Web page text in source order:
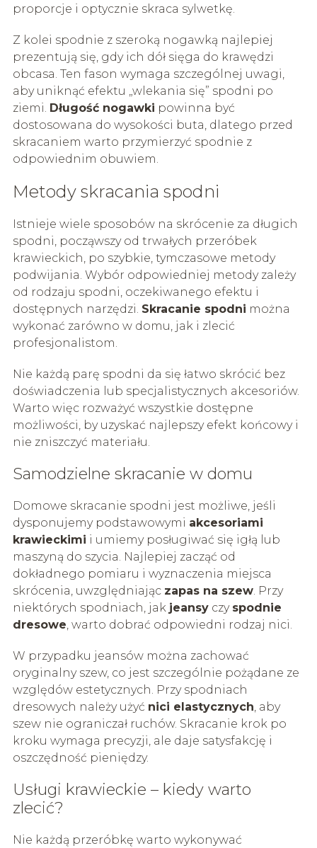
proporcje i optycznie skraca sylwetkę.
Z kolei spodnie z szeroką nogawką najlepiej
prezentują się, gdy ich dół sięga do krawędzi
obcasa. Ten fason wymaga szczególnej uwagi,
aby uniknąć efektu „wlekania się” spodni po
ziemi. Długość nogawki powinna być
dostosowana do wysokości buta, dlatego przed
skracaniem warto przymierzyć spodnie z
odpowiednim obuwiem.
Metody skracania spodni
Istnieje wiele sposobów na skrócenie za długich
spodni, począwszy od trwałych przeróbek
krawieckich, po szybkie, tymczasowe metody
podwijania. Wybór odpowiedniej metody zależy
od rodzaju spodni, oczekiwanego efektu i
dostępnych narzędzi. Skracanie spodni można
wykonać zarówno w domu, jak i zlecić
profesjonalistom.
Nie każdą parę spodni da się łatwo skrócić bez
doświadczenia lub specjalistycznych akcesoriów.
Warto więc rozważyć wszystkie dostępne
możliwości, by uzyskać najlepszy efekt końcowy i
nie zniszczyć materiału.
Samodzielne skracanie w domu
Domowe skracanie spodni jest możliwe, jeśli
dysponujemy podstawowymi akcesoriami
krawieckimi i umiemy posługiwać się igłą lub
maszyną do szycia. Najlepiej zacząć od
dokładnego pomiaru i wyznaczenia miejsca
skrócenia, uwzględniając zapas na szew. Przy
niektórych spodniach, jak jeansyczy spodnie
dresowe, warto dobrać odpowiedni rodzaj nici.
W przypadku jeansów można zachować
oryginalny szew, co jest szczególnie pożądane ze
względów estetycznych. Przy spodniach
dresowych należy użyć nici elastycznych, aby
szew nie ograniczał ruchów. Skracanie krok po
kroku wymaga precyzji, ale daje satysfakcję i
oszczędność pieniędzy.
Usługi krawieckie – kiedy warto
zlecić?
Nie każdą przeróbkę warto wykonywać